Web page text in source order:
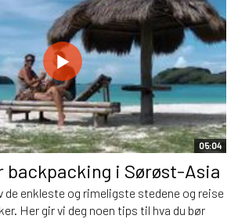
05:04
backpacking i Sørøst-Asia
de enkleste og rimeligste stedene og reise
Her gir vi deg noen tips til hva du bør